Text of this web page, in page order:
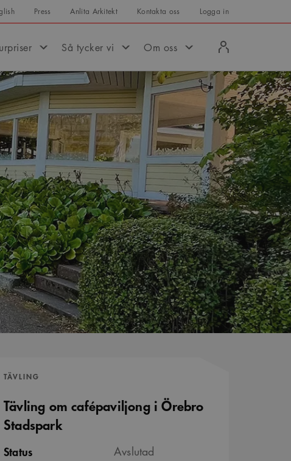
Press Anlita Arkitekt Kontakta oss Logga in
Så tycker vi Om oss
in
TÄVLING
Tävling om cafépaviljong i Örebro
Stadspark
Status Avslutad